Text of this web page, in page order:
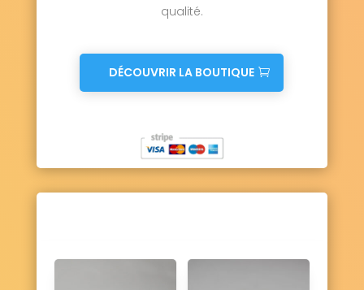
qualité.
DÉCOUVRIR LA BOUTIQUE